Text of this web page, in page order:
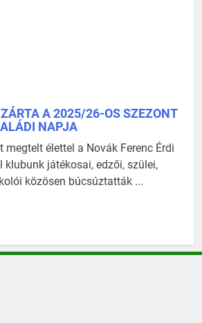
A 2025/26-OS SZEZONT
NAPJA
megtelt élettel a Novák Ferenc Érdi
klubunk játékosai, edzői, szülei,
közösen búcsúztatták ...